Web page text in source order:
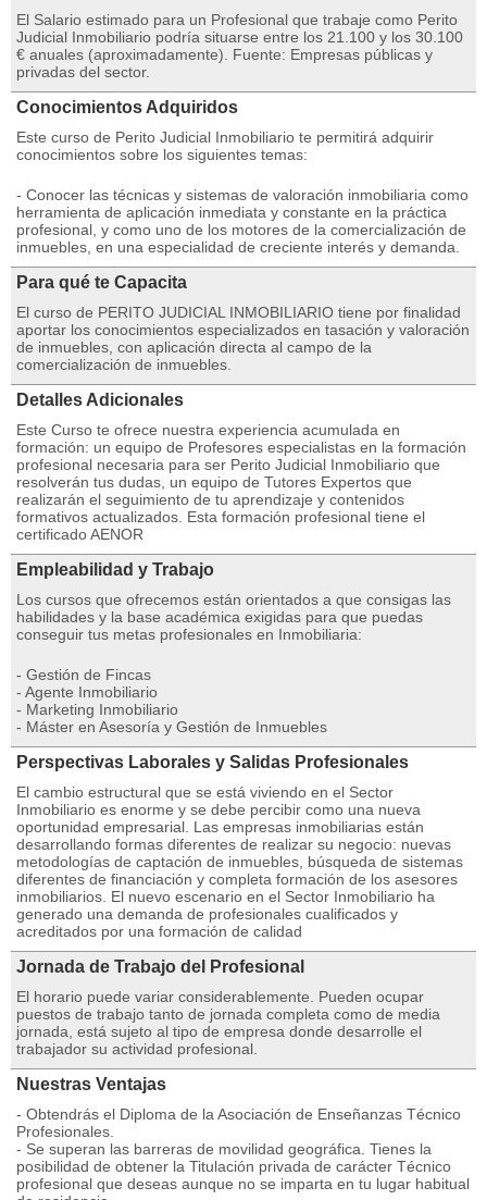
El Salario estimado para un Profesional que trabaje como Perito
Judicial Inmobiliario podría situarse entre los 21.100 y los 30.100
€ anuales (aproximadamente). Fuente: Empresas públicas y
privadas del sector.
Conocimientos Adquiridos
Este curso de Perito Judicial Inmobiliario te permitirá adquirir
conocimientos sobre los siguientes temas:
- Conocer las técnicas y sistemas de valoración inmobiliaria como
herramienta de aplicación inmediata y constante en la práctica
profesional, y como uno de los motores de la comercialización de
inmuebles, en una especialidad de creciente interés y demanda.
Para qué te Capacita
El curso de PERITO JUDICIAL INMOBILIARIO tiene por finalidad
aportar los conocimientos especializados en tasación y valoración
de inmuebles, con aplicación directa al campo de la
comercialización de inmuebles.
Detalles Adicionales
Este Curso te ofrece nuestra experiencia acumulada en
formación: un equipo de Profesores especialistas en la formación
profesional necesaria para ser Perito Judicial Inmobiliario que
resolverán tus dudas, un equipo de Tutores Expertos que
realizarán el seguimiento de tu aprendizaje y contenidos
formativos actualizados. Esta formación profesional tiene el
certificado AENOR
Empleabilidad y Trabajo
Los cursos que ofrecemos están orientados a que consigas las
habilidades y la base académica exigidas para que puedas
conseguir tus metas profesionales en Inmobiliaria:
- Gestión de Fincas
- Agente Inmobiliario
- Marketing Inmobiliario
- Máster en Asesoría y Gestión de Inmuebles
Perspectivas Laborales y Salidas Profesionales
El cambio estructural que se está viviendo en el Sector
Inmobiliario es enorme y se debe percibir como una nueva
oportunidad empresarial. Las empresas inmobiliarias están
desarrollando formas diferentes de realizar su negocio: nuevas
metodologías de captación de inmuebles, búsqueda de sistemas
diferentes de financiación y completa formación de los asesores
inmobiliarios. El nuevo escenario en el Sector Inmobiliario ha
generado una demanda de profesionales cualificados y
acreditados por una formación de calidad
Jornada de Trabajo del Profesional
El horario puede variar considerablemente. Pueden ocupar
puestos de trabajo tanto de jornada completa como de media
jornada, está sujeto al tipo de empresa donde desarrolle el
trabajador su actividad profesional.
Nuestras Ventajas
- Obtendrás el Diploma de la Asociación de Enseñanzas Técnico
Profesionales.
- Se superan las barreras de movilidad geográfica. Tienes la
posibilidad de obtener la Titulación privada de carácter Técnico
profesional que deseas aunque no se imparta en tu lugar habitual